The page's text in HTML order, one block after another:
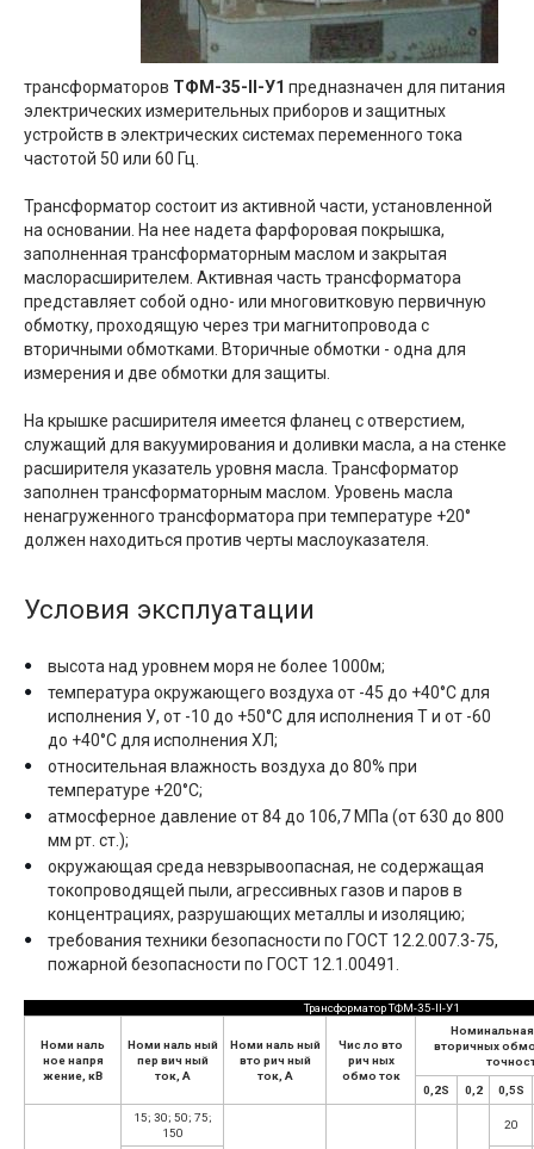
трансформаторов ТФМ-35-II-У1 предназначен для питания
электрических измерительных приборов и защитных
устройств в электрических системах переменного тока
частотой 50 или 60 Гц.
Трансформатор состоит из активной части, установленной
на основании. На нее надета фарфоровая покрышка,
заполненная трансформаторным маслом и закрытая
маслорасширителем. Активная часть трансформатора
представляет собой одно- или многовитковую первичную
обмотку, проходящую через три магнитопровода с
вторичными обмотками. Вторичные обмотки - одна для
измерения и две обмотки для защиты.
На крышке расширителя имеется фланец с отверстием,
служащий для вакуумирования и доливки масла, а на стенке
расширителя указатель уровня масла. Трансформатор
заполнен трансформаторным маслом. Уровень масла
ненагруженного трансформатора при температуре +20°
должен находиться против черты маслоуказателя.
Условия эксплуатации
высота над уровнем моря не более 1000м;
температура окружающего воздуха от -45 до +40°С для
исполнения У, от -10 до +50°С для исполнения Т и от -60
до +40°С для исполнения ХЛ;
относительная влажность воздуха до 80% при
температуре +20°С;
атмосферное давление от 84 до 106,7 МПа (от 630 до 800
мм рт. ст.);
окружающая среда невзрывоопасная, не содержащая
токопроводящей пыли, агрессивных газов и паров в
концентрациях, разрушающих металлы и изоляцию;
требования техники безопасности по ГОСТ 12.2.007.3-75,
пожарной безопасности по ГОСТ 12.1.00491.
Трансформатор ТФМ-35-II-У1
Номи наль
ное напря
жение, кВ
Номи наль ный
пер вич ный
ток, А
Номи наль ный
вто рич ный
ток, А
Чис ло вто
рич ных
обмо ток
вторичных
0,2S 0,2 0,5S
15; 30; 50; 75;
150
20